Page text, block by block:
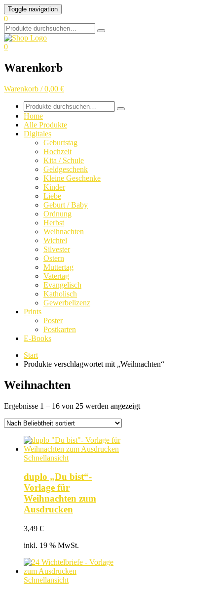
Skip
to
content
Toggle navigation
0
Search
for:
0
Warenkorb
Warenkorb / 0,00 €
Search
for:
Home
Alle Produkte
Digitales
Geburtstag
Hochzeit
Kita / Schule
Geldgeschenk
Kleine Geschenke
Kinder
Liebe
Geburt / Baby
Ordnung
Herbst
Weihnachten
Wichtel
Silvester
Ostern
Muttertag
Vatertag
Evangelisch
Katholisch
Gewerbelizenz
Prints
Poster
Postkarten
E-Books
Start
Produkte verschlagwortet mit „Weihnachten“
Weihnachten
Ergebnisse 1 – 16 von 25 werden angezeigtNach
Schnellansicht
duplo „Du bist“-
Vorlage für
Weihnachten zum
Ausdrucken
3,49 €
inkl. 19 % MwSt.
Schnellansicht